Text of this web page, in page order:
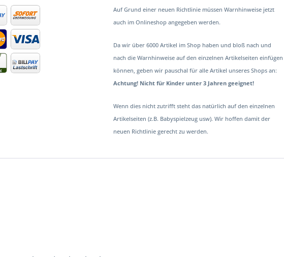
Auf Grund einer neuen Richtlinie müssen Warnhinweise jetzt
auch im Onlineshop angegeben werden.
Da wir über 6000 Artikel im Shop haben und bloß nach und
nach die Warnhinweise auf den einzelnen Artikelseiten einfügen
können, geben wir pauschal für alle Artikel unseres Shops an:
Achtung! Nicht für Kinder unter 3 Jahren geeignet!
Wenn dies nicht zutrifft steht das natürlich auf den einzelnen
Artikelseiten (z.B. Babyspielzeug usw). Wir hoffen damit der
neuen Richtlinie gerecht zu werden.